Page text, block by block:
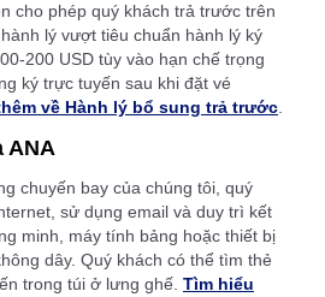
cho phép quý khách trả trước trên
lý vượt tiêu chuẩn hành lý ký
200 USD tùy vào hạn chế trọng
ký trực tuyến sau khi đặt vé
về Hành lý bổ sung trả trước.
ANA
chuyến bay của chúng tôi, quý
sử dụng email và duy trì kết
minh, máy tính bảng hoặc thiết bị
dây. Quý khách có thể tìm thẻ
trong túi ở lưng ghế. Tìm hiểu